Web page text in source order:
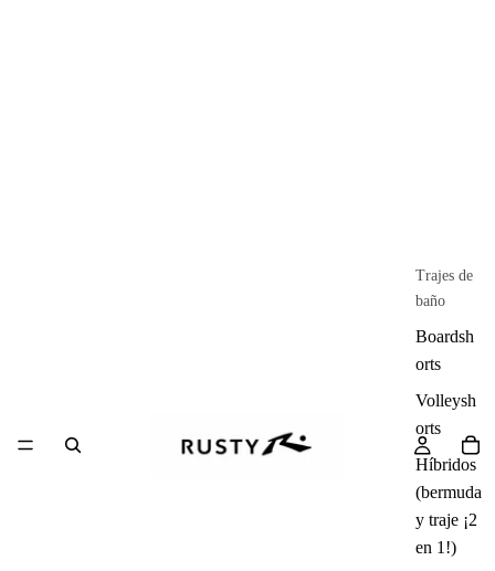
Trajes de
baño
Boardsh
orts
Volleysh
orts
Híbridos
(bermuda
y traje ¡2
en 1!)